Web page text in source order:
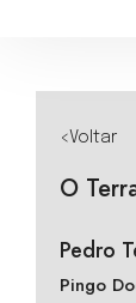
<Voltar
O
Pedro
Pingo